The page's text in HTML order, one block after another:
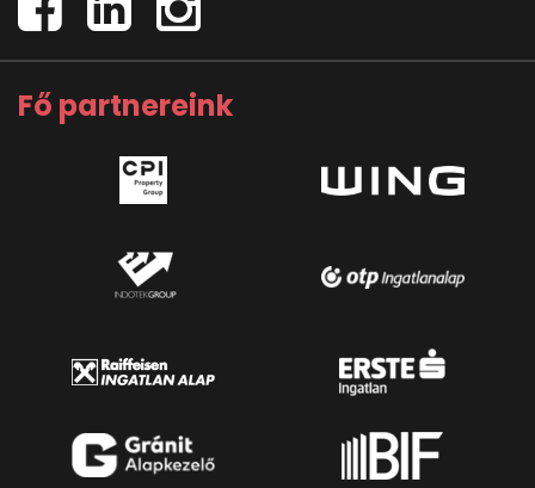
Fő partnereink